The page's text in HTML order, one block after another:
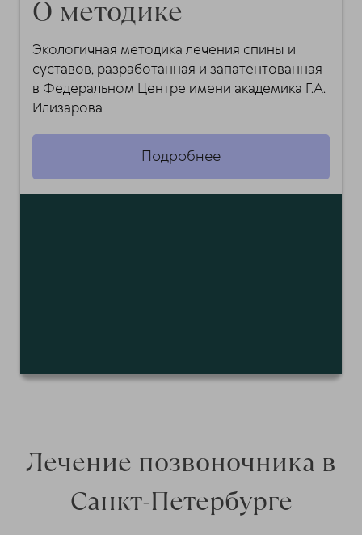
О методике
Экологичная методика лечения спины и
суставов, разработанная и запатентованная
в Федеральном Центре имени академика Г.А.
Илизарова
Подробнее
Лечение позвоночника в
Санкт-Петербурге